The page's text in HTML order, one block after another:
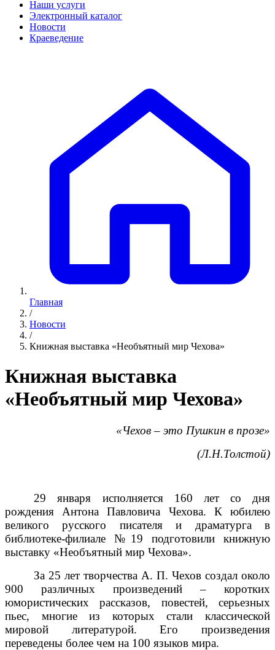
Наши услуги
Электронный каталог
Новости
Краеведение
Главная
/
Новости
/
Книжная выставка «Необъятный мир Чехова»
Книжная выставка
«Необъятный мир Чехова»
«Чехов – это Пушкин в прозе»
(Л.Н.Толстой)
29 января исполняется 160 лет со дня
рождения Антона Павловича Чехова. К юбилею
великого русского писателя и драматурга в
библиотеке-филиале №19 подготовили книжную
выставку «Необъятный мир Чехова».
За 25 лет творчества А. П. Чехов создал около
900 различных произведений – коротких
юмористических рассказов, повестей, серьезных
пьес, многие из которых стали классической
мировой литературой. Его произведения
переведены более чем на 100 языков мира.